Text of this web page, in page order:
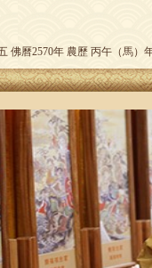
佛曆2570年 農歷 丙午（馬）